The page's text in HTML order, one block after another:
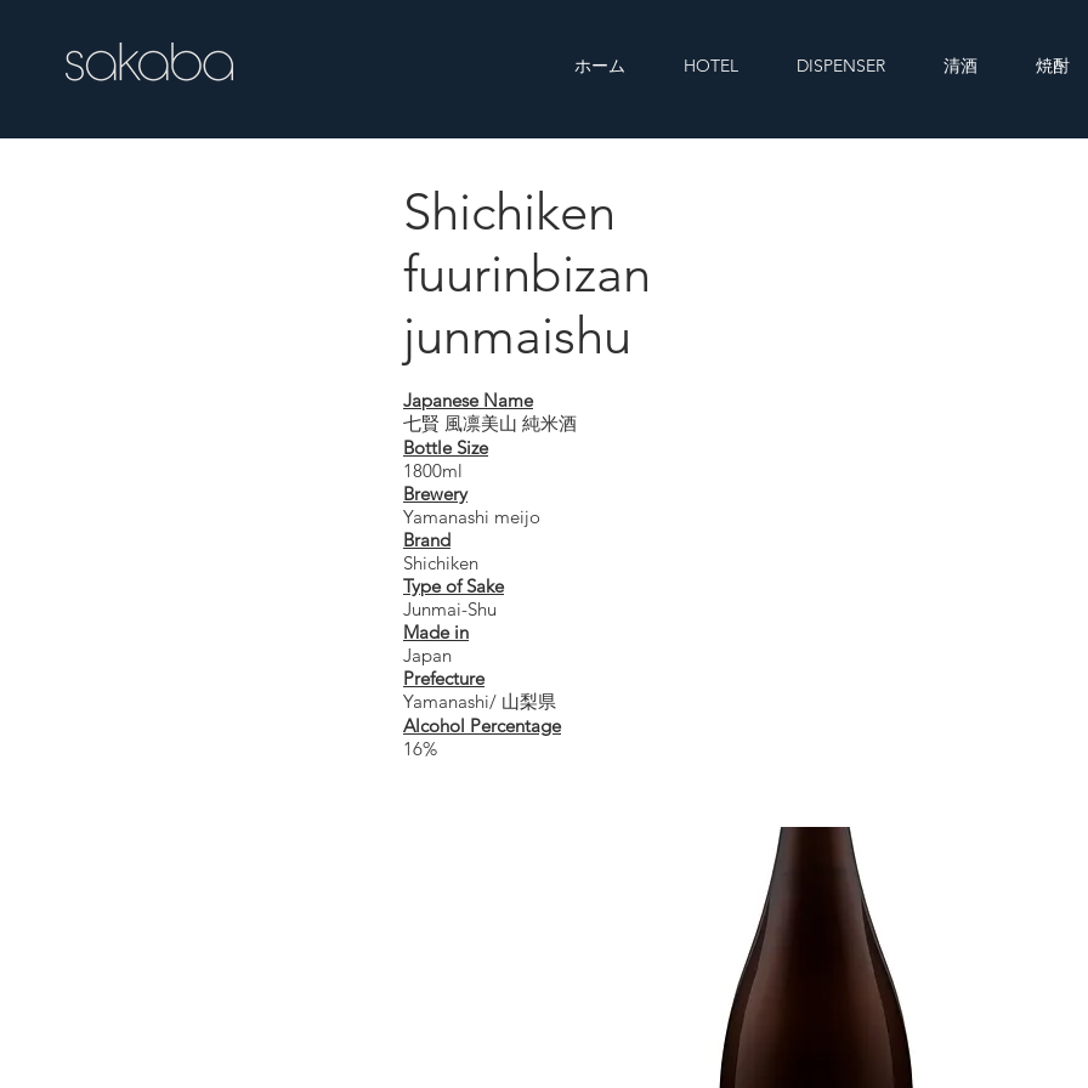
ホーム HOTEL DISPENSER 清酒 焼酎
Shichiken fuurinbizan junmaishu
Shichiken
fuurinbizan
junmaishu
Japanese Name
七賢 風凛美山 純米酒
Bottle Size
1800ml
Brewery
Yamanashi meijo
Brand
Shichiken
Type of Sake
Junmai-Shu
Made in
Japan
Prefecture
Yamanashi/ 山梨県
Alcohol Percentage
16%